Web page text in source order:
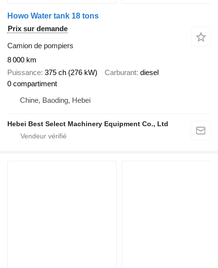
Howo Water tank 18 tons
Prix sur demande
Camion de pompiers
8 000 km
Puissance 375 ch (276 kW) Carburant diesel
0 compartiment
Chine, Baoding, Hebei
Hebei Best Select Machinery Equipment Co., Ltd